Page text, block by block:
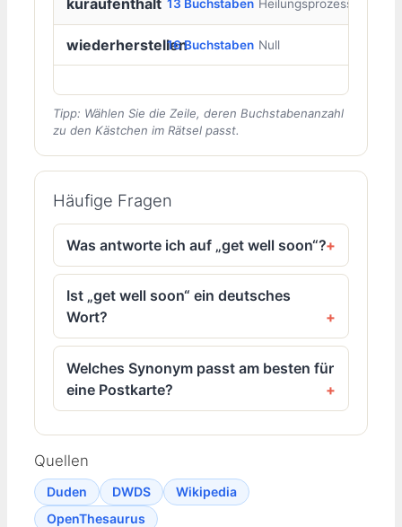
kuraufenthalt 13 Buchstaben Heilungsprozess
wiederherstellen16 Buchstaben Null
Tipp: Wählen Sie die Zeile, deren Buchstabenanzahl
zu den Kästchen im Rätsel passt.
Häufige Fragen
Was antworte ich auf „get well soon“?
Ist „get well soon“ ein deutsches
Wort?
Welches Synonym passt am besten für
eine Postkarte?
Quellen
Duden DWDS
Wikipedia
OpenThesaurus